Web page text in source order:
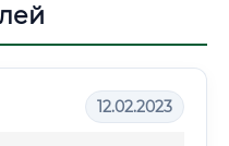
12.02.2023